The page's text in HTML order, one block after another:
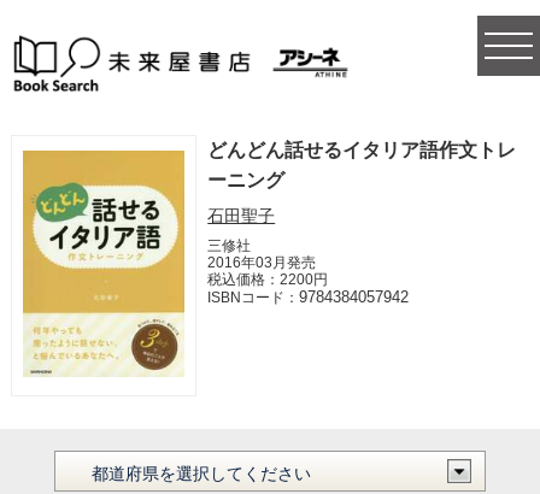
どんどん話せるイタリア語作文トレ
ーニング
石田聖子
三修社
2016年03月発売
税込価格：2200円
ISBNコード：9784384057942